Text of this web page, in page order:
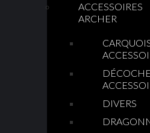
ACCESSOIRES
ARCHER
DIVERS